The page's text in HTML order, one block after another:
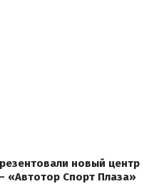
новый центр
«Автотор Спорт Плаза»